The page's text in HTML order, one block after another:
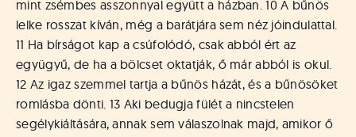
mint zsémbes asszonnyal együtt a házban. 10 A bűnös
lelke rosszat kíván, még a barátjára sem néz jóindulattal.
11 Ha bírságot kap a csúfolódó, csak abból ért az
együgyű, de ha a bölcset oktatják, ő már abból is okul.
12 Az igaz szemmel tartja a bűnös házát, és a bűnösöket
romlásba dönti. 13 Aki bedugja fülét a nincstelen
segélykiáltására, annak sem válaszolnak majd, amikor ő